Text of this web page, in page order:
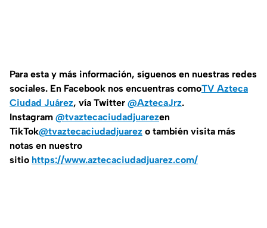
Para esta y más información, síguenos en nuestras redes
sociales. En Facebook nos encuentras comoTV Azteca
Ciudad Juárez, vía Twitter @AztecaJrz.
Instagram @tvaztecaciudadjuarezen
TikTok@tvaztecaciudadjuarez o también visita más
notas en nuestro
sitio https://www.aztecaciudadjuarez.com/